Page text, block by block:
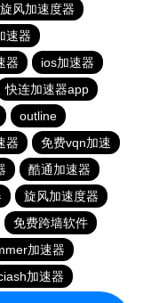
旋风加速度器
速器
器
ios加速器
快连加速器app
outline
器
免费vqn加速
酷通加速器
旋风加速度器
免费跨墙软件
加速器
加速器